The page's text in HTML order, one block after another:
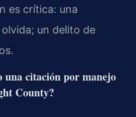
es crítica: una
un delito de
una citación por manejo
County?